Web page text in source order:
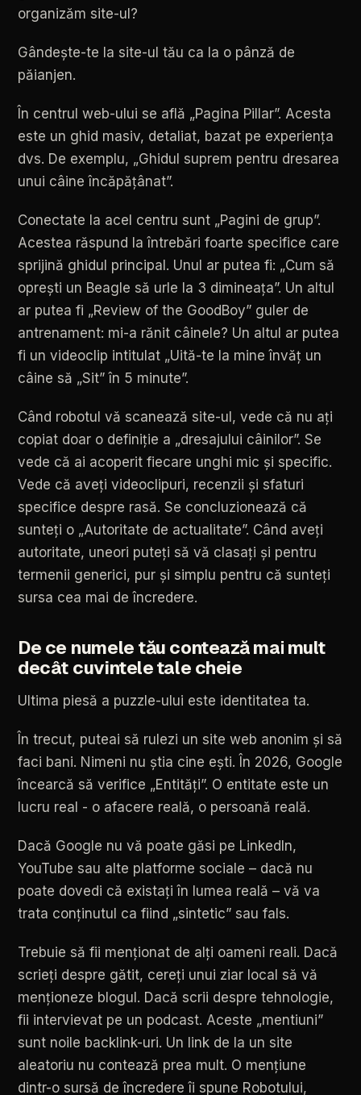
organizăm site-ul?
Gândește-te la site-ul tău ca la o pânză de
păianjen.
În centrul web-ului se află „Pagina Pillar”. Acesta
este un ghid masiv, detaliat, bazat pe experiența
dvs. De exemplu, „Ghidul suprem pentru dresarea
unui câine încăpățânat”.
Conectate la acel centru sunt „Pagini de grup”.
Acestea răspund la întrebări foarte specifice care
sprijină ghidul principal. Unul ar putea fi: „Cum să
oprești un Beagle să urle la 3 dimineața”. Un altul
ar putea fi „Review of the GoodBoy” guler de
antrenament: mi-a rănit câinele? Un altul ar putea
fi un videoclip intitulat „Uită-te la mine învăț un
câine să „Sit” în 5 minute”.
Când robotul vă scanează site-ul, vede că nu ați
copiat doar o definiție a „dresajului câinilor”. Se
vede că ai acoperit fiecare unghi mic și specific.
Vede că aveți videoclipuri, recenzii și sfaturi
specifice despre rasă. Se concluzionează că
sunteți o „Autoritate de actualitate”. Când aveți
autoritate, uneori puteți să vă clasați și pentru
termenii generici, pur și simplu pentru că sunteți
sursa cea mai de încredere.
De ce numele tău conteazămai mult
decât cuvinteletale cheie
Ultima piesă a puzzle-ului este identitatea ta.
În trecut, puteai să rulezi un site web anonim și să
faci bani. Nimeni nu știa cine ești. În 2026, Google
încearcă să verifice „Entități”. O entitate este un
lucru real - o afacere reală, o persoană reală.
Dacă Google nu vă poate găsi pe LinkedIn,
YouTube sau alte platforme sociale – dacă nu
poate dovedi că existați în lumea reală – vă va
trata conținutul ca fiind „sintetic” sau fals.
Trebuie să fii menționat de alți oameni reali. Dacă
scrieți despre gătit, cereți unui ziar local să vă
menționeze blogul. Dacă scrii despre tehnologie,
fii intervievat pe un podcast. Aceste „mentiuni”
sunt noile backlink-uri. Un link de la un site
aleatoriu nu contează prea mult. O mențiune
dintr-o sursă de încredere îi spune Robotului,